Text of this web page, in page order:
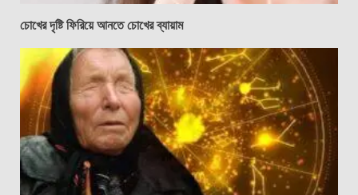
চোখের দৃষ্টি ফিরিয়ে আনতে চোখের ব্যায়াম